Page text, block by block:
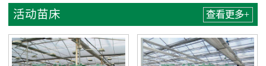
活动苗床 查看更多+